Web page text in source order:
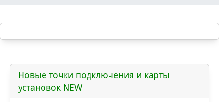
Новые точки подключения и карты
установок NEW